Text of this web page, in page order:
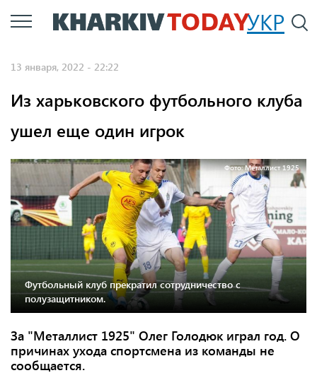
Перейти
к
УКР
13 января, 2022 - 22:22
Из харьковского футбольного клуба
ушел еще один игрок
Фото: Металлист 1925
Футбольный клуб прекратил сотрудничество с
полузащитником.
За "Металлист 1925" Олег Голодюк играл год. О
причинах ухода спортсмена из команды не
сообщается.